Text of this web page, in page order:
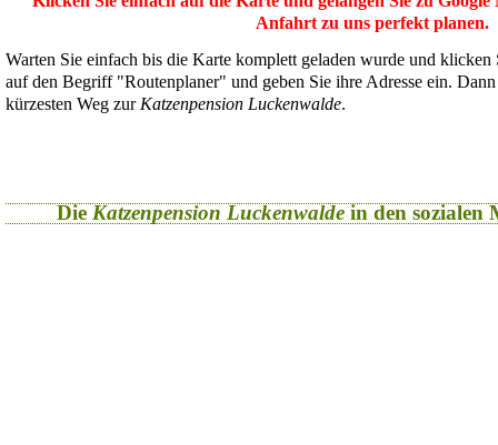
Anfahrt zu uns perfekt planen.
Warten Sie einfach bis die Karte komplett geladen wurde und
auf den Begriff "Routenplaner" und geben Sie ihre Adresse ein.
kürzesten Weg zur Katzenpension Luckenwalde.
Die Katzenpension Luckenwaldein den sozialen